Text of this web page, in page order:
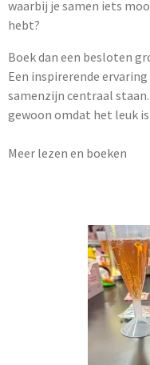
waarbij je samen iets
hebt?
Boek dan een besloten
Een inspirerende
samenzijn centraal
gewoon omdat het leuk
Meer lezen en boeken